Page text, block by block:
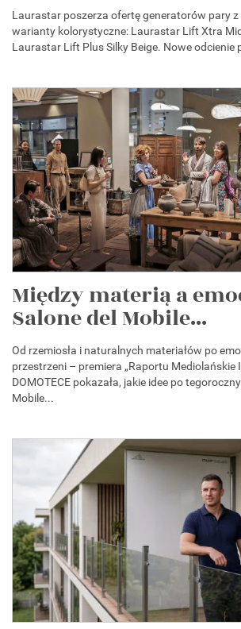
Laurastar poszerza ofertę generatorów pary
warianty kolorystyczne: Laurastar Lift Xtra
Laurastar Lift Plus Silky Beige. Nowe odcienie
Między materią a
Salone del Mobile...
Od rzemiosła i naturalnych materiałów po
przestrzeni – premiera „Raportu Mediolańskie
DOMOTECE pokazała, jakie idee po
Mobile...